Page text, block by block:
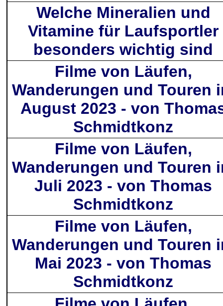
Welche Mineralien und
Vitamine für Laufsportler
besonders wichtig sind
Filme von Läufen,
Wanderungen und Touren
August 2023 - von
Schmidtkonz
Filme von Läufen,
Wanderungen und Touren
Juli 2023 - von Thomas
Schmidtkonz
Filme von Läufen,
Wanderungen und Touren
Mai 2023 - von Thomas
Schmidtkonz